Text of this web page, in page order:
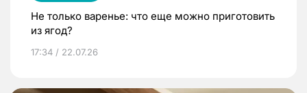
Не только варенье: что еще можно приготовить
из ягод?
17:34 / 22.07.26